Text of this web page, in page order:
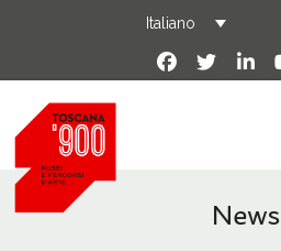
Italiano
News